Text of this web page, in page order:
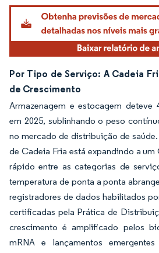
Por Tipo de Serviço: A Cadeia
de Crescimento
Armazenagem e estocagem deteve
em 2025, sublinhando o peso
no mercado de distribuição de
de Cadeia Fria está expandindo a um
rápido entre as categorias de
temperatura de ponta a ponta
registradores de dados habilitados
certificadas pela Prática de
crescimento é amplificado pelos
mRNA e lançamentos